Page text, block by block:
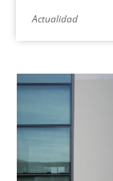
Actualidad